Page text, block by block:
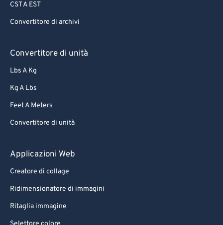
CST A EST
Convertitore di archivi
Convertitore di unità
Lbs A Kg
Kg A Lbs
Feet A Meters
Convertitore di unità
Applicazioni Web
Creatore di collage
Ridimensionatore di immagini
Ritaglia immagine